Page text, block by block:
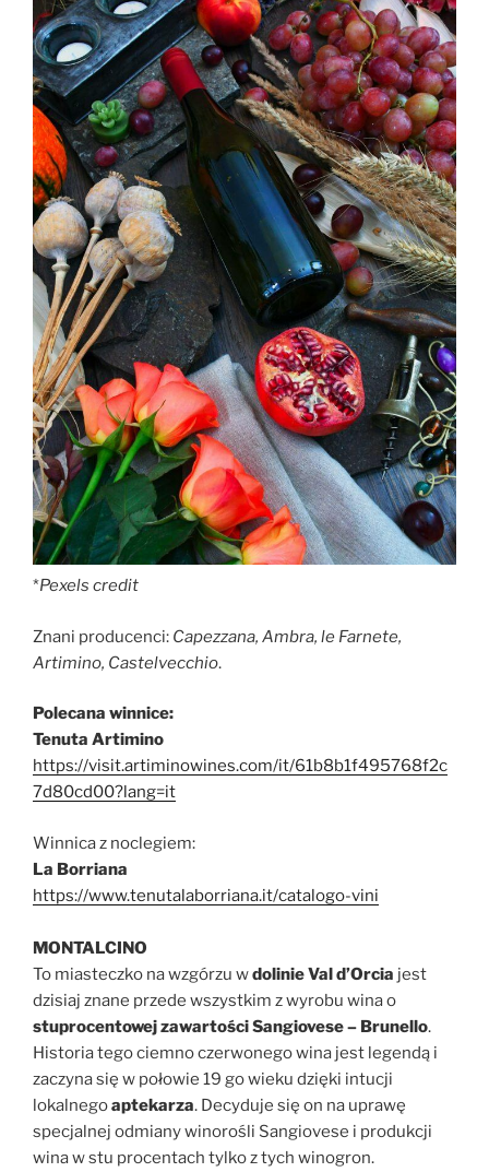
*Pexels credit
Znani producenci: Capezzana, Ambra, le Farnete,
Artimino, Castelvecchio.
Polecana winnice:
Tenuta Artimino
https://visit.artiminowines.com/it/61b8b1f495768f2c
7d80cd00?lang=it
Winnica z noclegiem:
La Borriana
https://www.tenutalaborriana.it/catalogo-vini
MONTALCINO
To miasteczko na wzgórzu wdolinie Val d’Orcia jest
dzisiaj znane przede wszystkim z wyrobu wina o
stuprocentowej zawartości Sangiovese – Brunello.
Historia tego ciemno czerwonego wina jest legendą i
zaczyna się w połowie 19 go wieku dzięki intucji
lokalnegoaptekarza. Decyduje się on na uprawę
specjalnej odmiany winorośli Sangiovese i produkcji
wina w stu procentach tylko z tych winogron.